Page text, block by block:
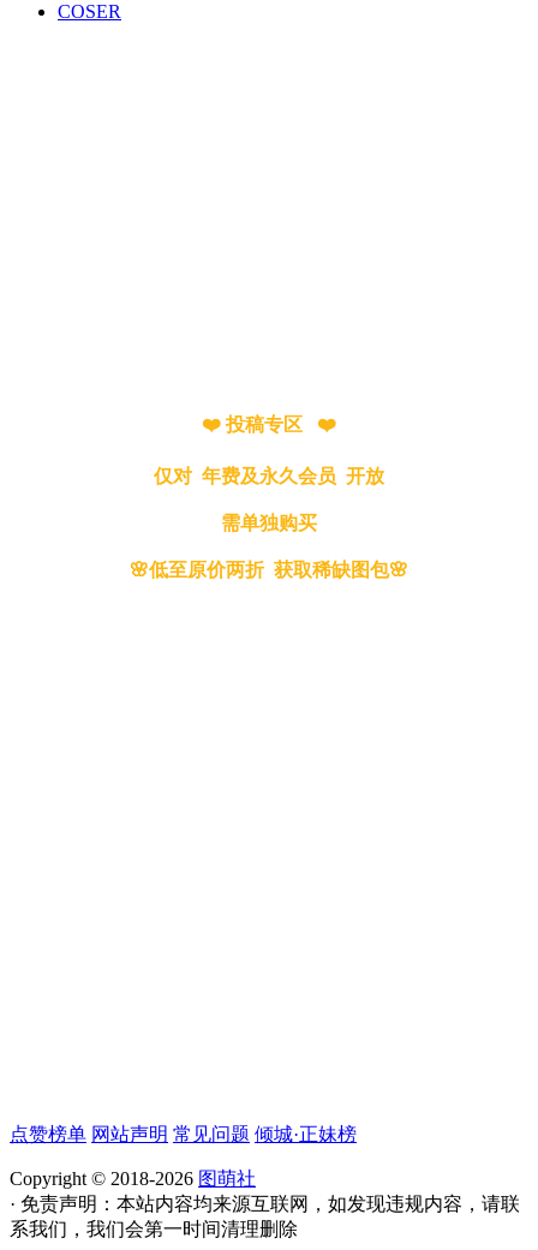
COSER
❤️ 投稿专区 ❤️
仅对 年费及永久会员 开放
需单独购买
🌸低至原价两折 获取稀缺图包🌸
点赞榜单 网站声明 常见问题 倾城·正妹榜
Copyright © 2018-2026 图萌社
· 免责声明：本站内容均来源互联网，如发现违规内容，请联
系我们，我们会第一时间清理删除